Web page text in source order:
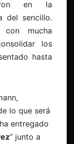
en la
del sencillo.
mucha
los
hasta
lo que será
entregado
” junto a